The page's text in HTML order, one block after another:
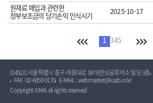
원재료 매입과 관련한
정부보조금의 당기손익 인식시기
2025-10-17
1 2345
[04513] 서울특별시 중구 세종대로 39 대한상공회의소 빌딩 3층
FAX : 02-6050-0170
E-MAIL : webmaster@kasb.or.kr
Copyright ©KAI all rights reserved